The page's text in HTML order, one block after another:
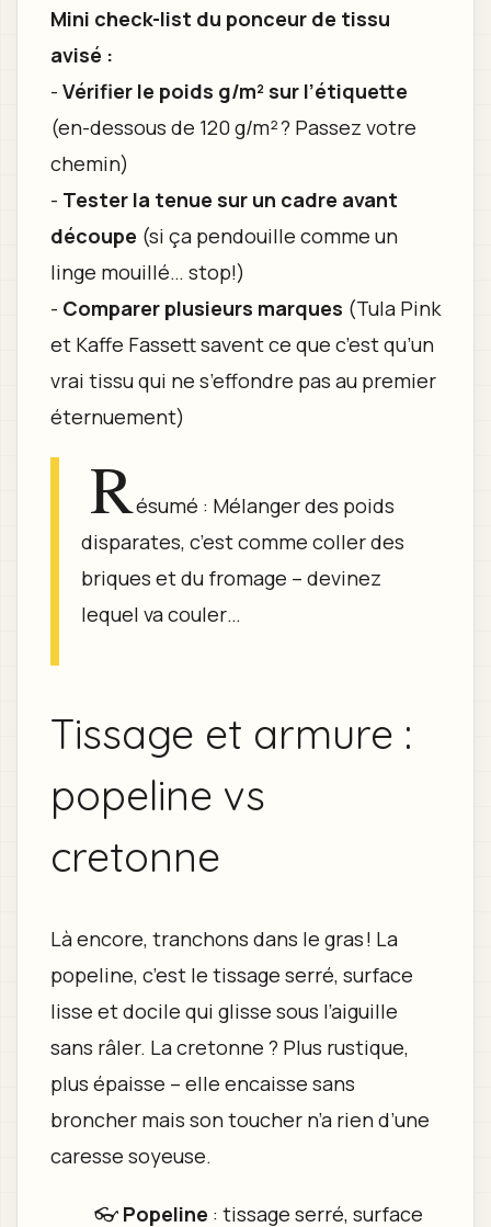
Mini check-list du ponceur de tissu
avisé :
- Vérifier le poids g/m² sur l’étiquette
(en-dessous de 120 g/m² ? Passez votre
chemin)
- Tester la tenue sur un cadre avant
découpe (si ça pendouille comme un
linge mouillé… stop!)
- Comparer plusieurs marques (Tula Pink
et Kaffe Fassett savent ce que c’est qu’un
vrai tissu qui ne s’effondre pas au premier
éternuement)
Résumé : Mélanger des poids
disparates, c’est comme coller des
briques et du fromage – devinez
lequel va couler…
Tissage et armure :
popeline vs
cretonne
Là encore, tranchons dans le gras ! La
popeline, c’est le tissage serré, surface
lisse et docile qui glisse sous l’aiguille
sans râler. La cretonne ? Plus rustique,
plus épaisse – elle encaisse sans
broncher mais son toucher n’a rien d’une
caresse soyeuse.
👓 Popeline : tissage serré, surface